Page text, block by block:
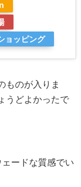
ョッピング
ものが入りま
うどよかったで
ードな質感でい